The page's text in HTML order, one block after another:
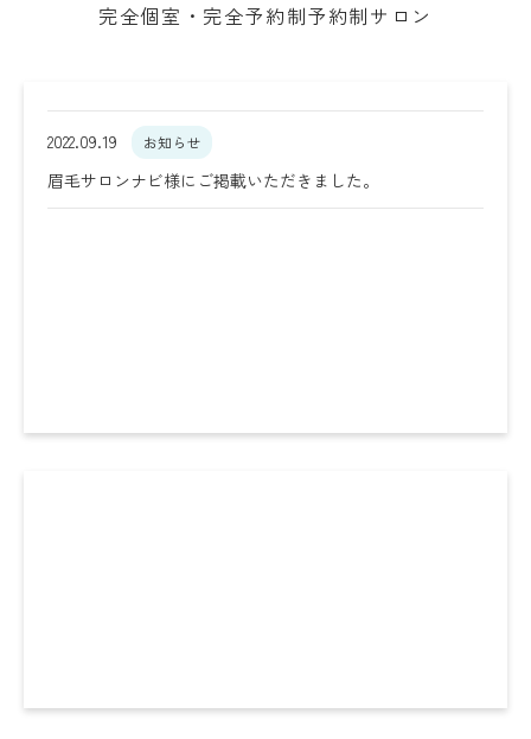
完全個室・完全予約制予約制サロン
2022.09.19 お知らせ
眉毛サロンナビ様にご掲載いただきました。